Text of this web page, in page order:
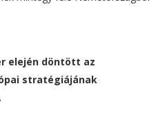
elején döntött az
stratégiájának